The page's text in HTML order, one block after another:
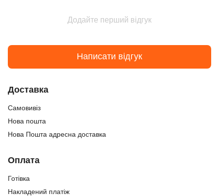
Додайте перший відгук
Написати відгук
Доставка
Самовивіз
Нова пошта
Нова Пошта адресна доставка
Оплата
Готівка
Накладений платіж